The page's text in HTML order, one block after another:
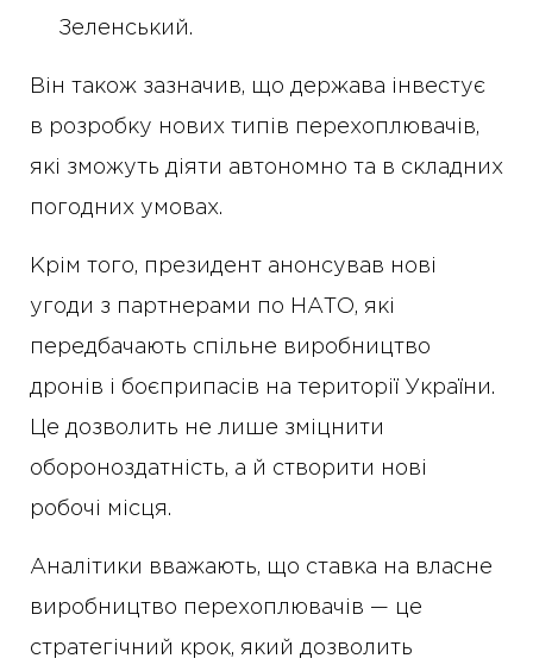
Зеленський.
Він також зазначив, що держава інвестує
в розробку нових типів перехоплювачів,
які зможуть діяти автономно та в складних
погодних умовах.
Крім того, президент анонсував нові
угоди з партнерами по НАТО, які
передбачають спільне виробництво
дронів і боєприпасів на території України.
Це дозволить не лише зміцнити
обороноздатність, а й створити нові
робочі місця.
Аналітики вважають, що ставка на власне
виробництво перехоплювачів — це
стратегічний крок, який дозволить